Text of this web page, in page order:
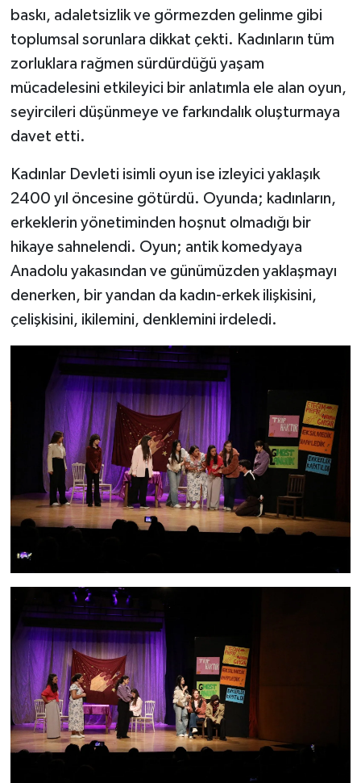
baskı, adaletsizlik ve görmezden gelinme gibi
toplumsal sorunlara dikkat çekti. Kadınların tüm
zorluklara rağmen sürdürdüğü yaşam
mücadelesini etkileyici bir anlatımla ele alan oyun,
seyircileri düşünmeye ve farkındalık oluşturmaya
davet etti.
Kadınlar Devleti isimli oyun ise izleyici yaklaşık
2400 yıl öncesine götürdü. Oyunda; kadınların,
erkeklerin yönetiminden hoşnut olmadığı bir
hikaye sahnelendi. Oyun; antik komedyaya
Anadolu yakasından ve günümüzden yaklaşmayı
denerken, bir yandan da kadın-erkek ilişkisini,
çelişkisini, ikilemini, denklemini irdeledi.